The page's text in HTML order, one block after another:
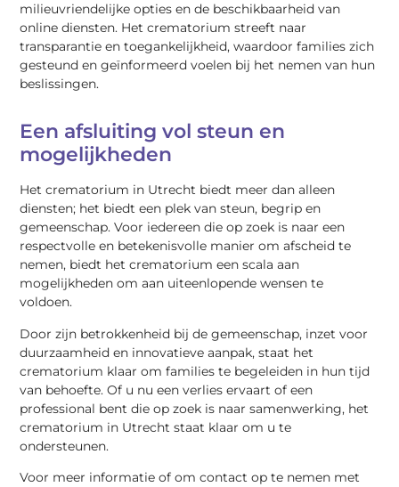
milieuvriendelijke opties en de beschikbaarheid van
online diensten. Het crematorium streeft naar
transparantie en toegankelijkheid, waardoor families zich
gesteund en geïnformeerd voelen bij het nemen van hun
beslissingen.
Een afsluiting vol steun en
mogelijkheden
Het crematorium in Utrecht biedt meer dan alleen
diensten; het biedt een plek van steun, begrip en
gemeenschap. Voor iedereen die op zoek is naar een
respectvolle en betekenisvolle manier om afscheid te
nemen, biedt het crematorium een scala aan
mogelijkheden om aan uiteenlopende wensen te
voldoen.
Door zijn betrokkenheid bij de gemeenschap, inzet voor
duurzaamheid en innovatieve aanpak, staat het
crematorium klaar om families te begeleiden in hun tijd
van behoefte. Of u nu een verlies ervaart of een
professional bent die op zoek is naar samenwerking, het
crematorium in Utrecht staat klaar om u te
ondersteunen.
Voor meer informatie of om contact op te nemen met